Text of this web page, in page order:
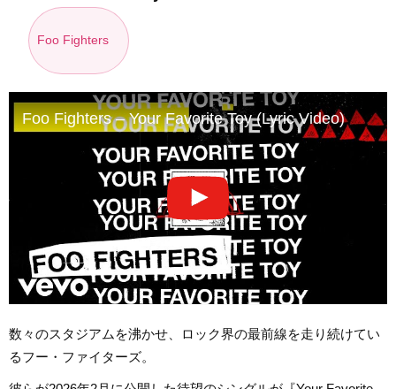
Foo Fighters
Foo Fighters – Your Favorite Toy (Lyric Video)
数々のスタジアムを沸かせ、ロック界の最前線を走り続けてい
るフー・ファイターズ。